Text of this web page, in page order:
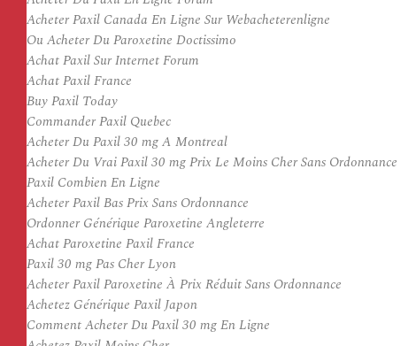
Acheter Paxil Canada En Ligne Sur Webacheterenligne
Ou Acheter Du Paroxetine Doctissimo
Achat Paxil Sur Internet Forum
Achat Paxil France
Buy Paxil Today
Commander Paxil Quebec
Acheter Du Paxil 30 mg A Montreal
Acheter Du Vrai Paxil 30 mg Prix Le Moins Cher Sans Ordonnance
Paxil Combien En Ligne
Acheter Paxil Bas Prix Sans Ordonnance
Ordonner Générique Paroxetine Angleterre
Achat Paroxetine Paxil France
Paxil 30 mg Pas Cher Lyon
Acheter Paxil Paroxetine À Prix Réduit Sans Ordonnance
Achetez Générique Paxil Japon
Comment Acheter Du Paxil 30 mg En Ligne